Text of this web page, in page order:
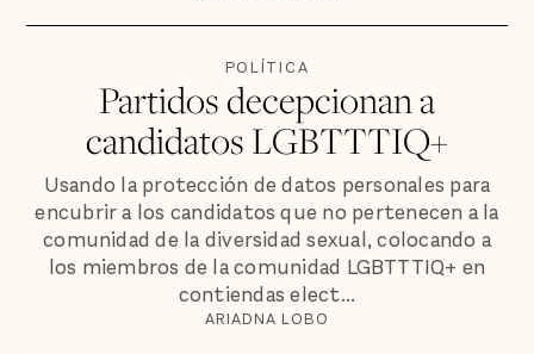
POLÍTICA
Partidos decepcionan a
candidatos LGBTTTIQ+
Usando la protección de datos personales para
encubrir a los candidatos que no pertenecen a la
comunidad de la diversidad sexual, colocando a
los miembros de la comunidad LGBTTTIQ+ en
contiendas elect...
ARIADNA LOBO